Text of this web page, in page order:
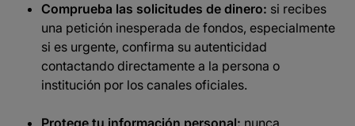
Comprueba las solicitudes de dinero: si recibes
una petición inesperada de fondos, especialmente
si es urgente, confirma su autenticidad
contactando directamente a la persona o
institución por los canales oficiales.​
Protege tu información personal: nunca